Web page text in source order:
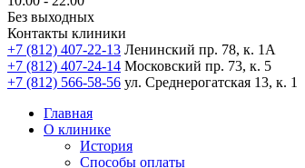
Без выходных
Контакты клиники
+7 (812) 407-22-13 Ленинский пр. 78, к. 1А
+7 (812) 407-24-14 Московский пр. 73, к. 5
+7 (812) 566-58-56 ул. Среднерогатская 13, к. 1
Главная
О клинике
История
Способы оплаты